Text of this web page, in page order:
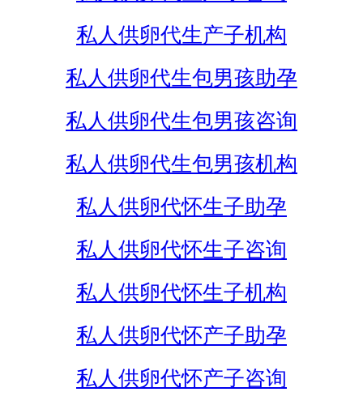
私人供卵代生产子机构
私人供卵代生包男孩助孕
私人供卵代生包男孩咨询
私人供卵代生包男孩机构
私人供卵代怀生子助孕
私人供卵代怀生子咨询
私人供卵代怀生子机构
私人供卵代怀产子助孕
私人供卵代怀产子咨询